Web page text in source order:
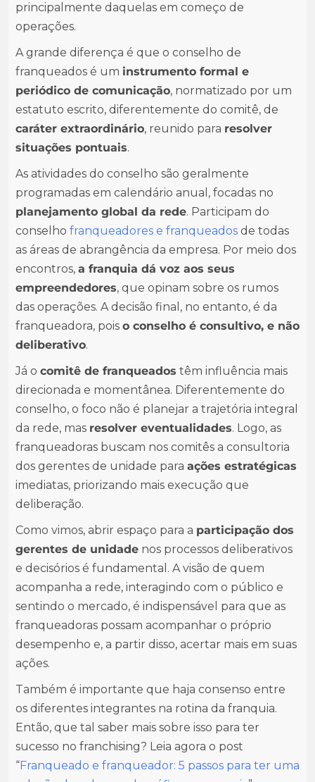
principalmente daquelas em começo de
operações.
A grande diferença é que o conselho de
franqueados é um instrumento formal e
periódico de comunicação, normatizado por um
estatuto escrito, diferentemente do comitê, de
caráter extraordinário, reunido para resolver
situações pontuais.
As atividades do conselho são geralmente
programadas em calendário anual, focadas no
planejamento global da rede. Participam do
conselho franqueadores e franqueados de todas
as áreas de abrangência da empresa. Por meio dos
encontros, a franquia dá voz aos seus
empreendedores, que opinam sobre os rumos
das operações. A decisão final, no entanto, é da
franqueadora, pois o conselho é consultivo, e não
deliberativo.
Já o comitê de franqueados têm influência mais
direcionada e momentânea. Diferentemente do
conselho, o foco não é planejar a trajetória integral
da rede, mas resolver eventualidades. Logo, as
franqueadoras buscam nos comitês a consultoria
dos gerentes de unidade para ações estratégicas
imediatas, priorizando mais execução que
deliberação.
Como vimos, abrir espaço para a participação dos
gerentes de unidade nos processos deliberativos
e decisórios é fundamental. A visão de quem
acompanha a rede, interagindo com o público e
sentindo o mercado, é indispensável para que as
franqueadoras possam acompanhar o próprio
desempenho e, a partir disso, acertar mais em suas
ações.
Também é importante que haja consenso entre
os diferentes integrantes na rotina da franquia.
Então, que tal saber mais sobre isso para ter
sucesso no franchising? Leia agora o post
“Franqueado e franqueador: 5 passos para ter uma